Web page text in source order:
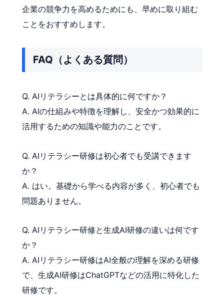
企業の競争力を高めるためにも、早めに取り組む
ことをおすすめします。
FAQ（よくある質問）
Q. AIリテラシーとは具体的に何ですか？
A. AIの仕組みや特徴を理解し、安全かつ効果的に
活用するための知識や能力のことです。
Q. AIリテラシー研修は初心者でも受講できます
か？
A. はい。基礎から学べる内容が多く、初心者でも
問題ありません。
Q. AIリテラシー研修と生成AI研修の違いは何です
か？
A. AIリテラシー研修はAI全般の理解を深める研修
で、生成AI研修はChatGPTなどの活用に特化した
研修です。